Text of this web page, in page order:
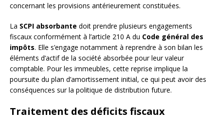
concernant les provisions antérieurement constituées.
La SCPI absorbante doit prendre plusieurs engagements
fiscaux conformément à l’article 210 A du Code général des
impôts. Elle s’engage notamment à reprendre à son bilan les
éléments d’actif de la société absorbée pour leur valeur
comptable. Pour les immeubles, cette reprise implique la
poursuite du plan d’amortissement initial, ce qui peut avoir des
conséquences sur la politique de distribution future.
Traitement des déficits fiscaux